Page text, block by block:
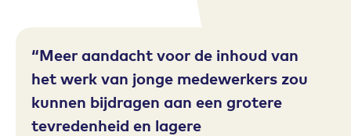
Meer aandacht voor de inhoud van
het werk van jonge medewerkers zou
kunnen bijdragen aan een grotere
tevredenheid en lagere